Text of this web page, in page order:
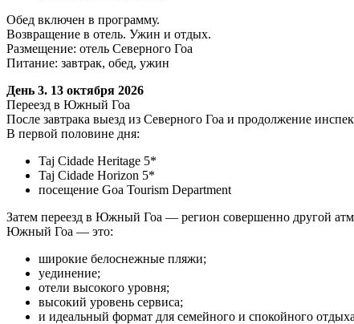
Обед включен в программу.
Возвращение в отель. Ужин и отдых.
Размещение: отель Северного Гоа
Питание: завтрак, обед, ужин
День 3. 13 октября 2026
Переезд в Южный Гоа
После завтрака выезд из Северного Гоа и продолжение
В первой половине дня:
Taj Cidade Heritage 5*
Taj Cidade Horizon 5*
посещение Goa Tourism Department
Затем переезд в Южный Гоа — регион совершенно другой
Южный Гоа — это:
широкие белоснежные пляжи;
уединение;
отели высокого уровня;
высокий уровень сервиса;
и идеальный формат для семейного и спокойного